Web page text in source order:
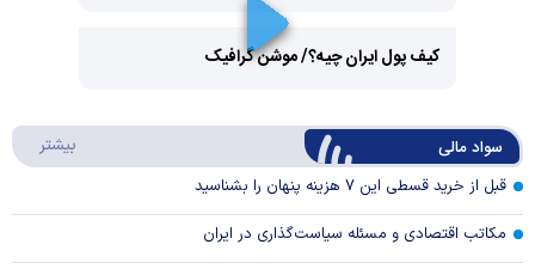
Video
کیف پول ایران چیه؟/ موشن گرافیک
سواد مالی بیشتر
قبل از خرید قسطی این ۷ هزینه پنهان را بشناسید
مکاتب اقتصادی و مسئله سیاست‌گذاری در ایران